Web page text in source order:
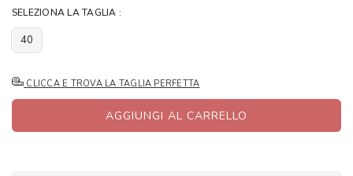
SELEZIONA LA TAGLIA :
40
CLICCA E TROVA LA TAGLIA PERFETTA
AGGIUNGI AL CARRELLO